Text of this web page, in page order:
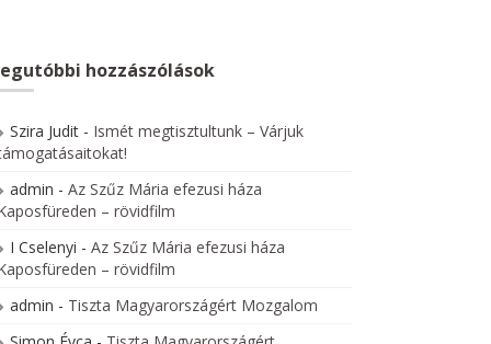
hozzászólások
Szira Judit - Ismét megtisztultunk – Várjuk
admin - Az Szűz Mária efezusi háza
– rövidfilm
I Cselenyi - Az Szűz Mária efezusi háza
– rövidfilm
admin - Tiszta Magyarországért Mozgalom